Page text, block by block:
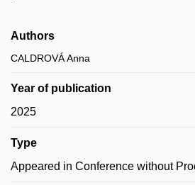
Authors
CALDROVÁ Anna
Year of publication
2025
Type
Appeared in Conference without